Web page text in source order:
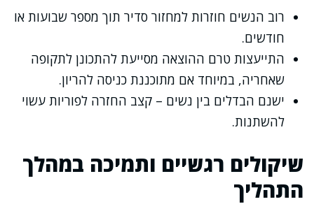
רוב הנשים חוזרות למחזור סדיר תוך מספר שבועות או
חודשים.
התייעצות טרם ההוצאה מסייעת להתכונן לתקופה
שאחריה, במיוחד אם מתוכננת כניסה להריון.
ישנם הבדלים בין נשים – קצב החזרה לפוריות עשוי
להשתנות.
שיקולים רגשיים ותמיכה במהלך
התהליך